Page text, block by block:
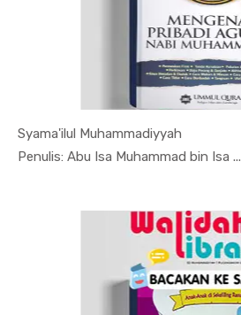
Syama'ilul Muhammadiyyah
Penulis: Abu Isa Muhammad bin Isa ...
In Agama